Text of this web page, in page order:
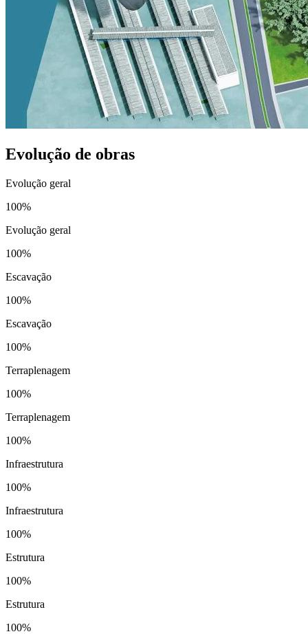
Evolução de obras
Evolução geral
100%
Evolução geral
100%
Escavação
100%
Escavação
100%
Terraplenagem
100%
Terraplenagem
100%
Infraestrutura
100%
Infraestrutura
100%
Estrutura
100%
Estrutura
100%